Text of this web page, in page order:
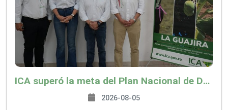
ICA superó la meta del Plan Nacional de Desarrollo y abrió 61 mercados internacionales
2026-08-05